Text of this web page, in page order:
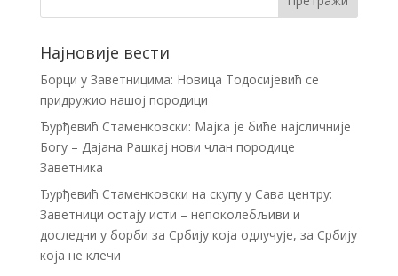
Најновије вести
Борци у Заветницима: Новица Тодосијевић се
придружио нашој породици
Ђурђевић Стаменковски: Мајка је биће најсличније
Богу – Дајана Рашкај нови члан породице
Заветника
Ђурђевић Стаменковски на скупу у Сава центру:
Заветници остају исти – непоколебљиви и
доследни у борби за Србију која одлучује, за Србију
која не клечи